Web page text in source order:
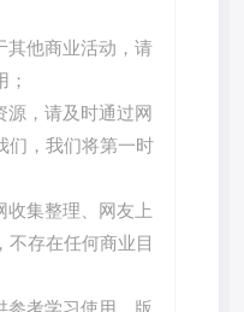
其他商业活动，请
，请及时通过网
们，我们将第一时
收集整理、网友上
不存在任何商业目